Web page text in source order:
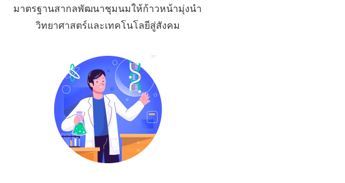
มาตรฐานสากลพัฒนาชุมนมให้ก้าวหน้ามุ่งนำ
วิทยาศาสตร์และเทคโนโลยีสู่สังคม